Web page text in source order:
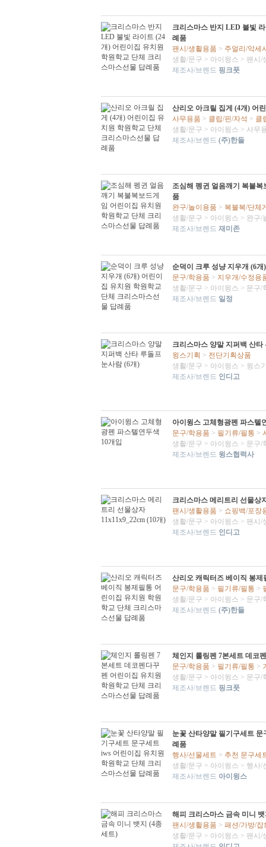
크리스마스 반지 LED 불빛
례품
팬시/생활용품 > 주얼리/악세
생활/문구 > 아이윙스 > 팬시/
제조사/브렌드 핑크풋
산리오 아크릴 집게 (4개) 어
사무용품 > 클립/핀/자석 > 클
생활/문구 > 아이윙스 > 사무
제조사/브렌드 (주)한들
조심해 펭귄 얼음깨기 복불
품
완구/놀이용품 > 복불복/단체
생활/문구 > 아이윙스 > 완구/
제조사/브렌드 재미존
순덕이 크루 성냥 지우개 (6
문구/학용품 > 지우개/수정용
생활/문구 > 아이윙스 > 문구/
제조사/브렌드 일정
크리스마스 양말 지퍼백 산타
윙스기획 > 전단기획상품
생활/문구 > 아이윙스 > 윙스
제조사/브렌드 인디고
아이윙스 고체형광펜 파스텔
문구/학용품 > 필기류/필통 >
생활/문구 > 아이윙스 > 문구/
제조사/브렌드 윙스협력사
크리스마스 메리트리 선물상
팬시/생활용품 > 쇼핑백/포장
생활/문구 > 아이윙스 > 팬시/
제조사/브렌드 인디고
산리오 캐릭터즈 베이직 봉
문구/학용품 > 필기류/필통 >
생활/문구 > 아이윙스 > 문구/
제조사/브렌드 (주)한들
체인지 롤링펜 7본세트 데코
문구/학용품 > 필기류/필통 >
생활/문구 > 아이윙스 > 문구/
제조사/브렌드 핑크풋
눈꽃 산타양말 필기구세트
례품
행사/선물세트 > 추천 문구세
생활/문구 > 아이윙스 > 행사/
제조사/브렌드 아이윙스
해피 크리스마스 금속 미니
팬시/생활용품 > 패션/가방/잡
생활/문구 > 아이윙스 > 팬시/